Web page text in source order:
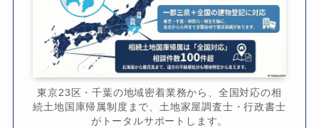
東京23区・千葉の地域密着業務から、全国対応の相
続土地国庫帰属制度まで、土地家屋調査士・行政書士
がトータルサポートします。